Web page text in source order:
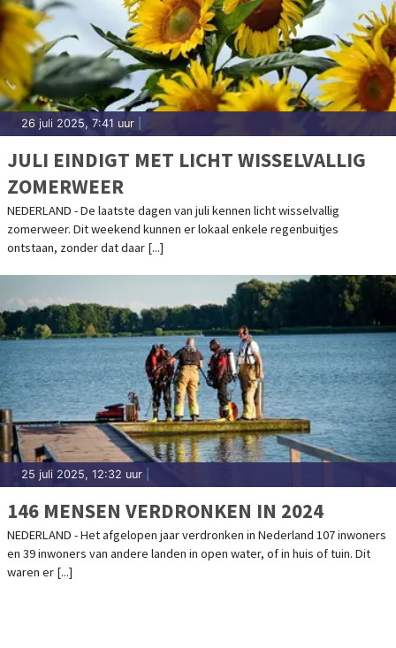
26 juli 2025, 7:41 uur
JULI EINDIGT MET LICHT WISSELVALLIG
ZOMERWEER
NEDERLAND - De laatste dagen van juli kennen licht wisselvallig
zomerweer. Dit weekend kunnen er lokaal enkele regenbuitjes
ontstaan, zonder dat daar [...]
25 juli 2025, 12:32 uur
146 MENSEN VERDRONKEN IN 2024
NEDERLAND - Het afgelopen jaar verdronken in Nederland 107 inwoners
en 39 inwoners van andere landen in open water, of in huis of tuin. Dit
waren er [...]